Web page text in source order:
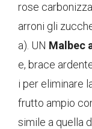
rose
arroni gli
a). UN Malbec
e, brace
i per eliminare
frutto ampio
simile a quella